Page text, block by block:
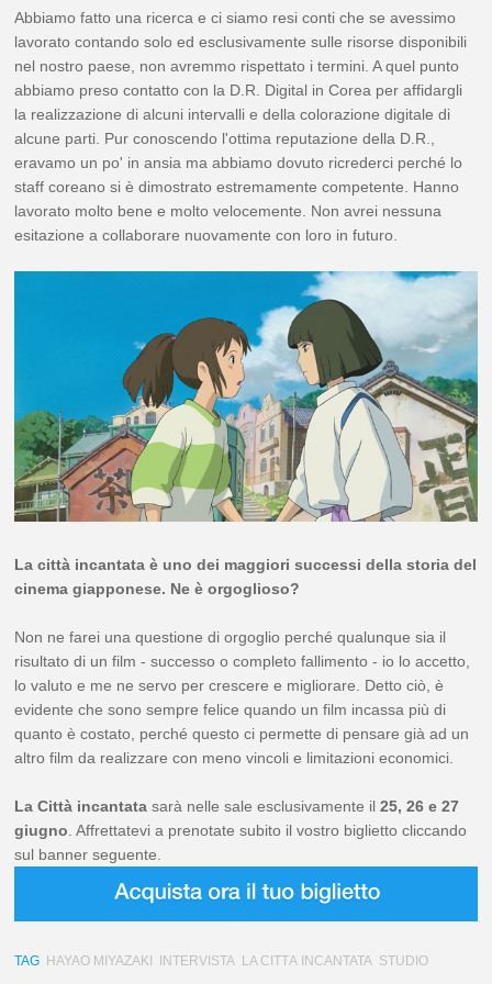
Abbiamo fatto una ricerca e ci siamo resi conti che se avessimo
lavorato contando solo ed esclusivamente sulle risorse disponibili
nel nostro paese, non avremmo rispettato i termini. A quel punto
abbiamo preso contatto con la D.R. Digital in Corea per affidargli
la realizzazione di alcuni intervalli e della colorazione digitale di
alcune parti. Pur conoscendo l'ottima reputazione della D.R.,
eravamo un po' in ansia ma abbiamo dovuto ricrederci perché lo
staff coreano si è dimostrato estremamente competente. Hanno
lavorato molto bene e molto velocemente. Non avrei nessuna
esitazione a collaborare nuovamente con loro in futuro.
La città incantata è uno dei maggiori successi della storia del
cinema giapponese. Ne è orgoglioso?
Non ne farei una questione di orgoglio perché qualunque sia il
risultato di un film - successo o completo fallimento - io lo accetto,
lo valuto e me ne servo per crescere e migliorare. Detto ciò, è
evidente che sono sempre felice quando un film incassa più di
quanto è costato, perché questo ci permette di pensare già ad un
altro film da realizzare con meno vincoli e limitazioni economici.
La Città incantata sarà nelle sale esclusivamente il25, 26 e 27
giugno . Affrettatevi a prenotate subito il vostro biglietto cliccando
sul banner seguente.
TAG HAYAO MIYAZAKI INTERVISTA LA CITTÀ INCANTATA STUDIO